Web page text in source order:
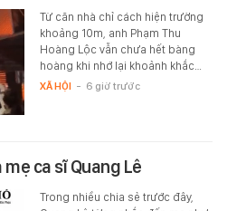
Từ căn nhà chỉ cách hiện trường
khoảng 10m, anh Phạm Thu
Hoàng Lộc vẫn chưa hết bàng
hoàng khi nhớ lại khoảnh khắc…
XÃ HỘI - 6 giờ trước
ca sĩ Quang Lê
Trong nhiều chia sẻ trước đây,